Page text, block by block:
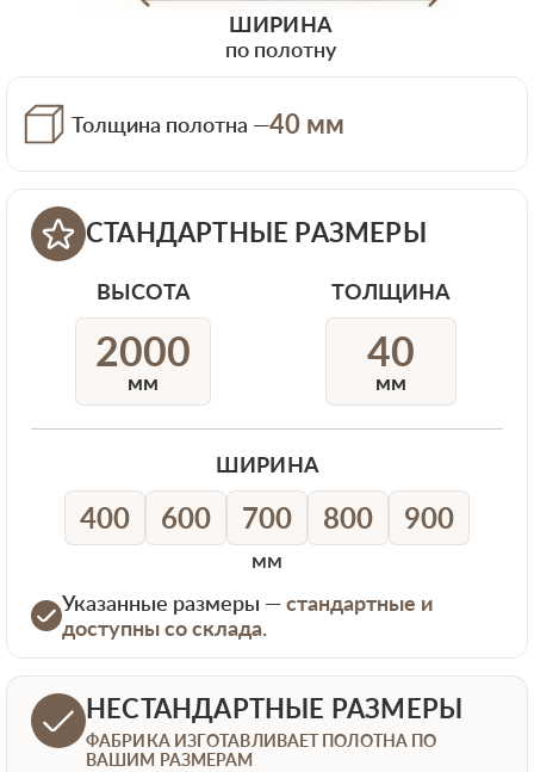
ШИРИНА
по полотну
Толщина полотна —40 мм
СТАНДАРТНЫЕ РАЗМЕРЫ
ВЫСОТА
2000
мм
ШИРИНА
400 600 700 800 900
мм
ТОЛЩИНА
40
мм
Указанные размеры —стандартные и
доступны со склада.
НЕСТАНДАРТНЫЕ РАЗМЕРЫ
ФАБРИКА ИЗГОТАВЛИВАЕТ ПОЛОТНА ПО
ВАШИМ РАЗМЕРАМ